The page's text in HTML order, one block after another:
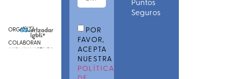
ORGANIZA
COLABORAN
POR
FAVOR,
ACEPTA
NUESTRA
POLÍTICA
Seguros